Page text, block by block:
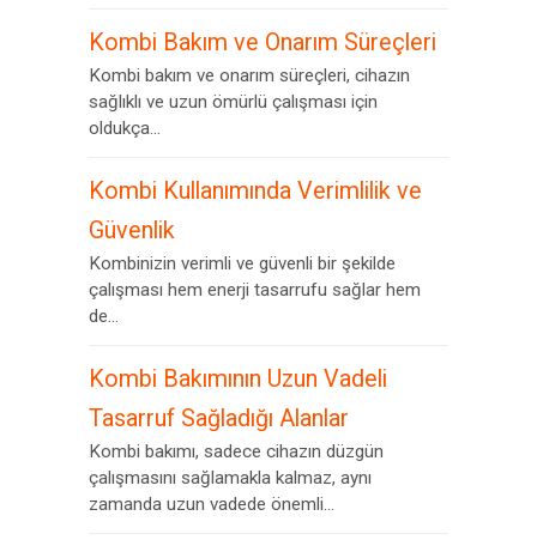
Kombi Bakım ve Onarım Süreçleri
Kombi bakım ve onarım süreçleri, cihazın
sağlıklı ve uzun ömürlü çalışması için
oldukça...
Kombi Kullanımında Verimlilik ve
Güvenlik
Kombinizin verimli ve güvenli bir şekilde
çalışması hem enerji tasarrufu sağlar hem
de...
Kombi Bakımının Uzun Vadeli
Tasarruf Sağladığı Alanlar
Kombi bakımı, sadece cihazın düzgün
çalışmasını sağlamakla kalmaz, aynı
zamanda uzun vadede önemli...